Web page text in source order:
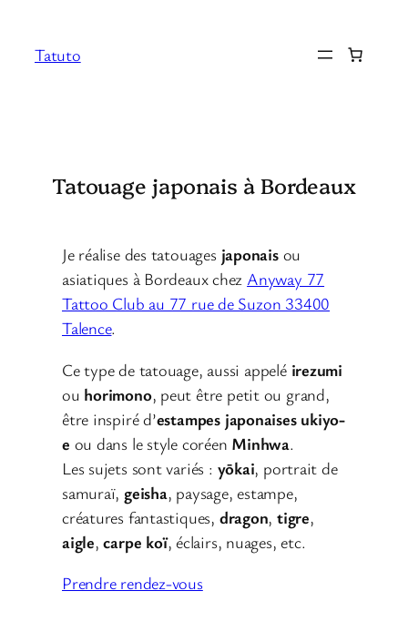
contenu
Tatuto
Tatouage japonais à Bordeaux
Je réalise des tatouages japonaisou
asiatiques à Bordeaux chez Anyway 77
Tattoo Club au 77 rue de Suzon 33400
Talence.
Ce type de tatouage, aussi appelé irezumi
ou horimono, peut être petit ou grand,
être inspiré d’estampes japonaises ukiyo-
e ou dans le style coréen Minhwa.
Les sujets sont variés : yōkai, portrait de
samuraï, geisha, paysage, estampe,
créatures fantastiques, dragon, tigre,
aigle,carpe koï, éclairs, nuages, etc.
Prendre rendez-vous